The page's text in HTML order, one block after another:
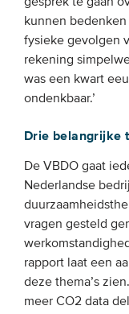
gesprek te gaan
kunnen
fysieke gevolgen
rekening
was een kwart
ondenkbaar.’
Drie belangrijke
De VBDO gaat
Nederlandse
vragen gesteld
rapport laat een
deze thema’s
meer CO2 data